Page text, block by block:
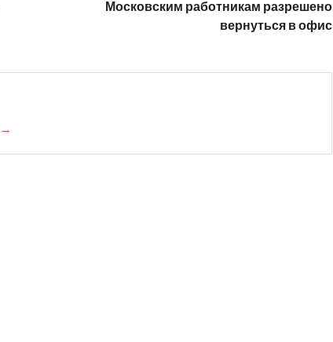
Московским работникам разрешено
вернуться в офис